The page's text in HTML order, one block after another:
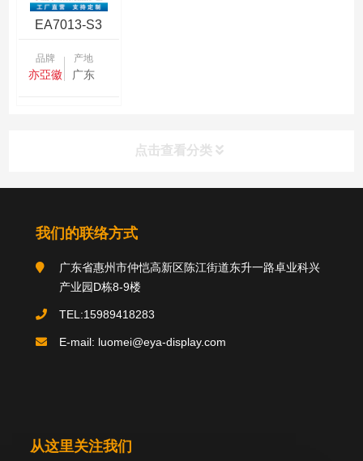
EA7013-S3
品牌
亦亞徽
产地
广东
点击查看分类
分类导航
关于我们
我们的联络方式
广东省惠州市仲恺高新区陈江街道东升一路卓业科兴
产业园D栋8-9楼
TEL:15989418283
E-mail: luomei@eya-display.com
从这里关注我们